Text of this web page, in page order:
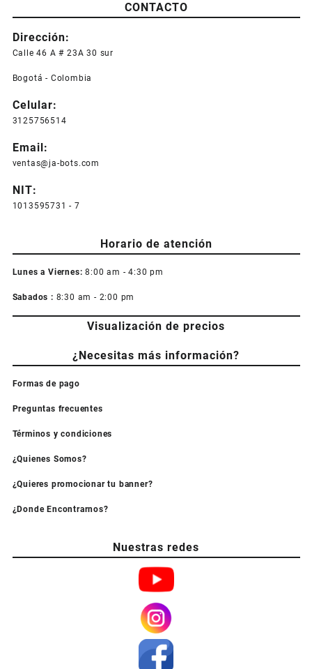
CONTACTO
Dirección:
Calle 46 A # 23A 30 sur
Bogotá - Colombia
Celular:
3125756514
Email:
ventas@ja-bots.com
NIT:
1013595731 - 7
Horario de atención
Lunes a Viernes: 8:00 am - 4:30 pm
Sabados : 8:30 am - 2:00 pm
Visualización de precios
¿Necesitas más información?
Formas de pago
Preguntas frecuentes
Términos y condiciones
¿Quienes Somos?
¿Quieres promocionar tu banner?
¿Donde Encontrarnos?
Nuestras redes